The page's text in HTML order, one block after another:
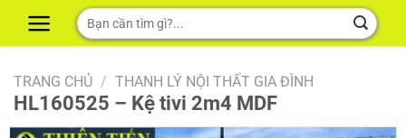
Tìm
kiếm:
TRANG CHỦ / THANH LÝ NỘI THẤT GIA ĐÌNH
HL160525 – Kệ tivi 2m4 MDF